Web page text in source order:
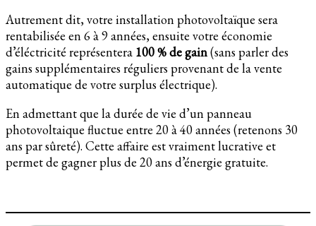
Autrement dit, votre installation photovoltaïque sera
rentabilisée en 6 à 9 années, ensuite votre économie
d’éléctricité représentera 100 % de gain(sans parler des
gains supplémentaires réguliers provenant de la vente
automatique de votre surplus électrique).
En admettant que la durée de vie d’un panneau
photovoltaique fluctue entre 20 à 40 années (retenons 30
ans par sûreté). Cette affaire est vraiment lucrative et
permet de gagner plus de 20 ans d’énergie gratuite.